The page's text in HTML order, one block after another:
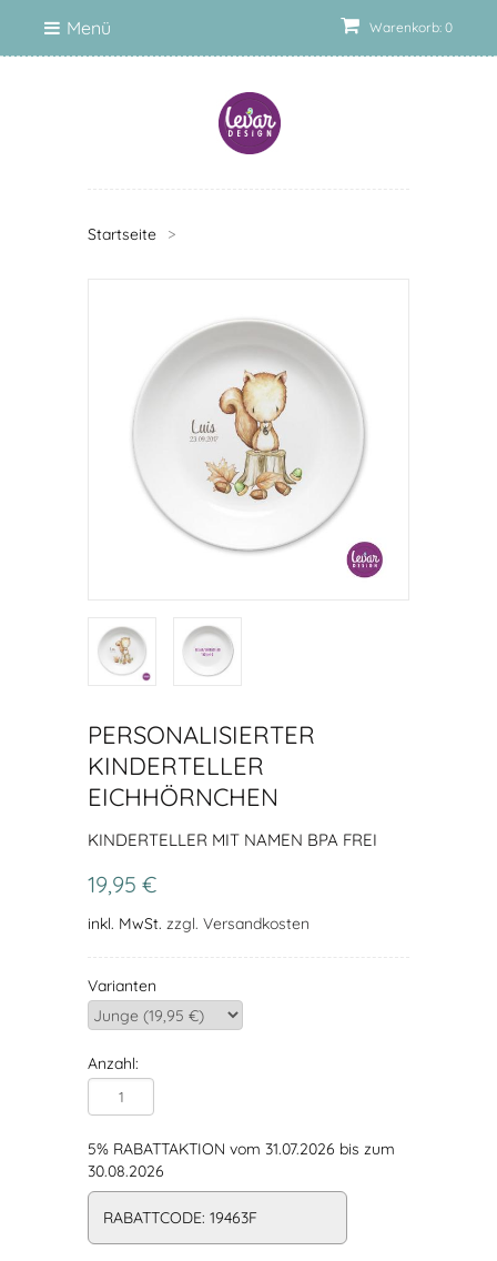
Warenkorb: 0
Menü
Startseite >
PERSONALISIERTER
KINDERTELLER
EICHHÖRNCHEN
KINDERTELLER MIT NAMEN BPA FREI
19,95 €
inkl. MwSt. zzgl. Versandkosten
Varianten
Anzahl:
5% RABATTAKTION vom 31.07.2026 bis zum
30.08.2026
RABATTCODE: 19463F